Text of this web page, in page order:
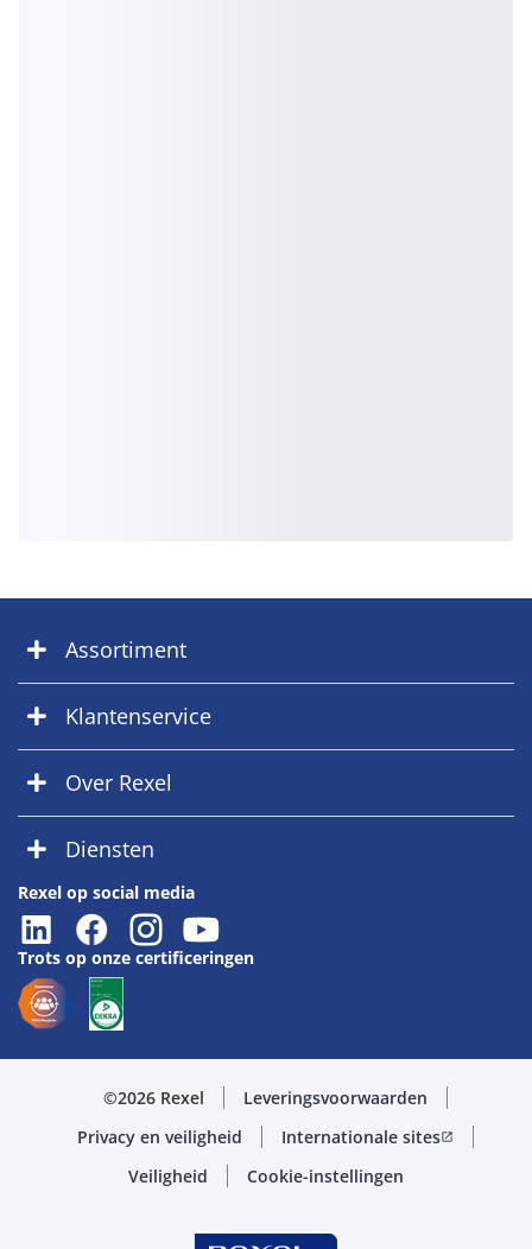
Assortiment
Klantenservice
Over Rexel
Diensten
Rexel op social media
Trots op onze certificeringen
©2026 Rexel
Leveringsvoorwaarden
Privacy en veiligheid
Internationale sitesopen_in_new
Veiligheid Cookie-instellingen